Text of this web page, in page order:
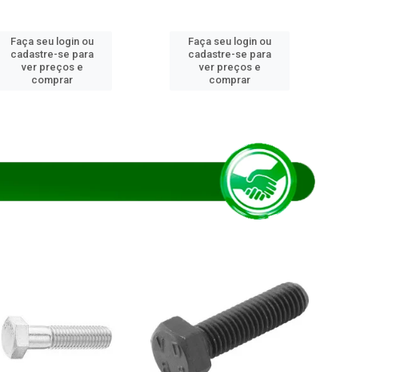
Faça seu login ou
cadastre-se para
ver preços e
comprar
Faça seu login ou
cadastre-se para
ver preços e
comprar